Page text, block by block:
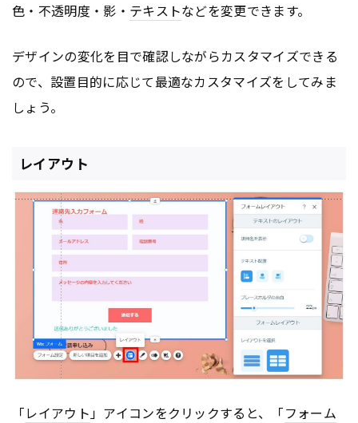
色・不透明度・影・ テキストなどを変更できます。
デザインの変化を目で確認しながらカスタマイズできる
ので、設置目的に応じて最適なカスタマイズをしてみま
しょう。
レイアウト
「レイアウト 」アイコンをクリックすると、「フォーム